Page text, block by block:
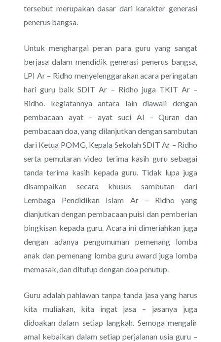
tersebut merupakan dasar dari karakter generasi
penerus bangsa.
Untuk menghargai peran para guru yang sangat
berjasa dalam mendidik generasi penerus bangsa,
LPI Ar – Ridho menyelenggarakan acara peringatan
hari guru baik SDIT Ar – Ridho juga TKIT Ar –
Ridho. kegiatannya antara lain diawali dengan
pembacaan ayat – ayat suci Al – Quran dan
pembacaan doa, yang dilanjutkan dengan sambutan
dari Ketua POMG, Kepala Sekolah SDIT Ar – Ridho
serta pemutaran video terima kasih guru sebagai
tanda terima kasih kepada guru. Tidak lupa juga
disampaikan secara khusus sambutan dari
Lembaga Pendidikan Islam Ar – Ridho yang
dianjutkan dengan pembacaan puisi dan pemberian
bingkisan kepada guru. Acara ini dimeriahkan juga
dengan adanya pengumuman pemenang lomba
anak dan pemenang lomba guru award juga lomba
memasak, dan ditutup dengan doa penutup.
Guru adalah pahlawan tanpa tanda jasa yang harus
kita muliakan, kita ingat jasa – jasanya juga
didoakan dalam setiap langkah. Semoga mengalir
amal kebaikan dalam setiap perjalanan usia guru –